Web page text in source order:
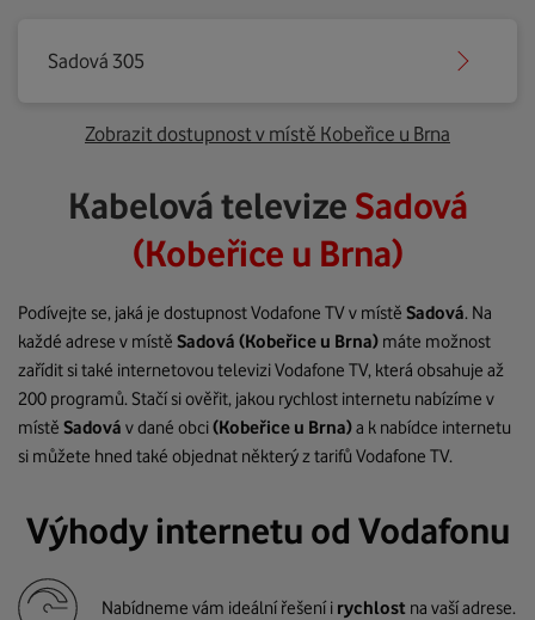
Sadová 305
Zobrazit dostupnost v místě Kobeřice u Brna
Kabelová televize Sadová
(Kobeřice u Brna)
Podívejte se, jaká je dostupnost Vodafone TV v místě Sadová. Na
každé adrese v místě Sadová (Kobeřice u Brna) máte možnost
zařídit si také internetovou televizi Vodafone TV, která obsahuje až
200 programů. Stačí si ověřit, jakou rychlost internetu nabízíme v
místě Sadová v dané obci(Kobeřice u Brna)a k nabídce internetu
si můžete hned také objednat některý z tarifů Vodafone TV.
Výhody internetu od Vodafonu
Nabídneme vám ideální řešení i rychlost na vaší adrese.